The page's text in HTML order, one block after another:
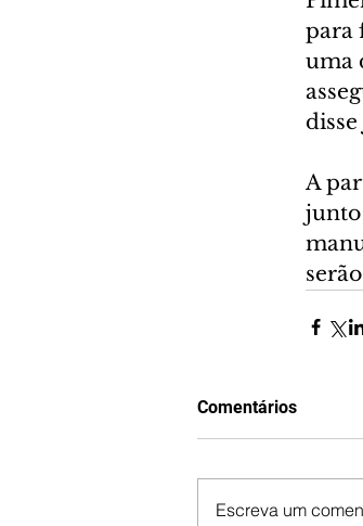
para
uma
disse
A
junto
Comentários
Escreva um